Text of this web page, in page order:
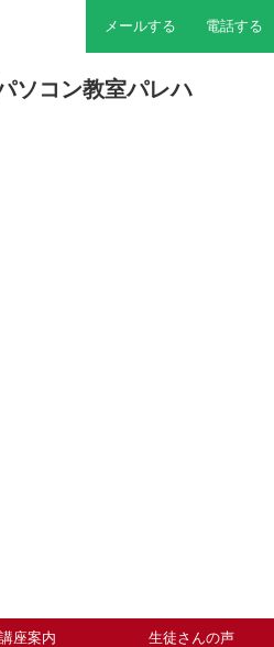
メールする 電話する
ソコン教室パレハ
講座案内 生徒さんの声